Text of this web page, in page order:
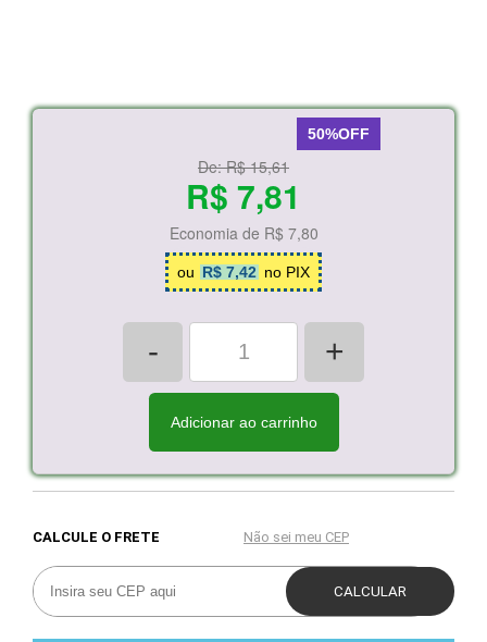
50%OFF
De:R$ 15,61
R$ 7,81
Economia de R$ 7,80
ou R$ 7,42 no PIX
- +
Adicionar ao carrinho